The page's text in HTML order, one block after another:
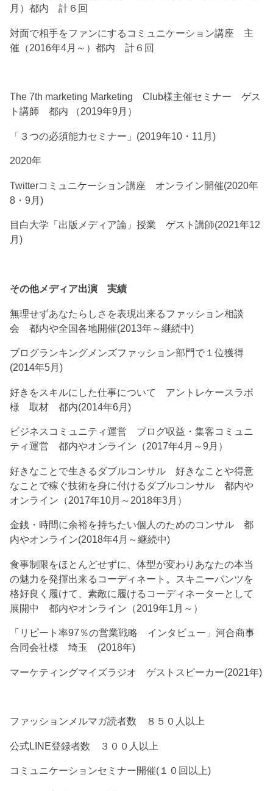
月）都内 計６回
対面で相手をファンにするコミュニケーション講座 主
催（2016年4月～）都内 計６回
The 7th marketing Marketing Club様主催セミナー ゲス
ト講師 都内 （2019年9月）
「３つの必須能力セミナー」(2019年10・11月)
2020年
Twitterコミュニケーション講座 オンライン開催(2020年
8・9月)
目白大学「出版メディア論」授業 ゲスト講師(2021年12
月)
その他メディア出演 実績
無理せずあなたらしさを表現出来るファッション相談
会 都内や全国各地開催(2013年～継続中)
ブログランキングメンズファッション部門で１位獲得
(2014年5月)
好きをスキルにした仕事について アントレケースラボ
様 取材 都内(2014年6月)
ビジネスコミュニティ運営 ブログ収益・集客コミュニ
ティ運営 都内やオンライン（2017年4月～9月）
好きなことで生きるダブルコンサル 好きなことや得意
なことで稼ぐ技術を身に付けるダブルコンサル 都内や
オンライン（2017年10月～2018年3月）
金銭・時間に余裕を持ちたい個人のためのコンサル 都
内やオンライン(2018年4月～継続中)
食事制限をほとんどせずに、体型が変わりあなたの本当
の魅力を発揮出来るコーディネート。スキニーパンツを
格好良く履けて、素敵に履けるコーディネーターとして
展開中 都内やオンライン（2019年1月～）
「リピート率97％の営業戦略 インタビュー」河合商事
合同会社様 埼玉 (2018年)
マーケティングマイズラジオ ゲストスピーカー(2021年)
ファッションメルマガ読者数 ８５０人以上
公式LINE登録者数 ３００人以上
コミュニケーションセミナー開催(１０回以上)